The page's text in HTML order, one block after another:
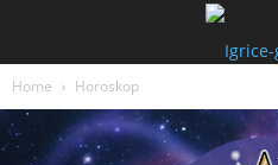
Home Horoskop